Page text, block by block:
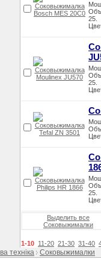
25.
25.
25.
Выделить все
Соковыжималки
1-10 11-20 21-30 31-40
техніка Соковыжималки